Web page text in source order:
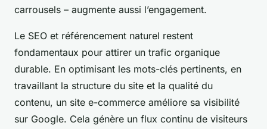
carrousels – augmente aussi l’engagement.
Le SEO et référencement naturel restent
fondamentaux pour attirer un trafic organique
durable. En optimisant les mots-clés pertinents, en
travaillant la structure du site et la qualité du
contenu, un site e-commerce améliore sa visibilité
sur Google. Cela génère un flux continu de visiteurs